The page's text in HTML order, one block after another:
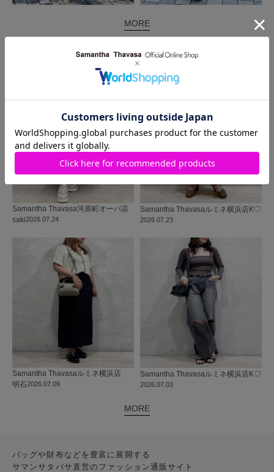
MORE
同じ商品を使った コーディネート
2026.07.24
Samantha Thavasa河原町オーパ店
saki
2026.07.23
Samantha Thavasa ルミネ横浜店K♡
2026.07.09
Samantha Thavasaルミネ横浜店
明石
2026.07.03
Samantha Thavasa ルミネ横浜店K♡
MORE
バッグや財布などを豊富に展開する
サマンサタバサ直営のファッション通販サイト